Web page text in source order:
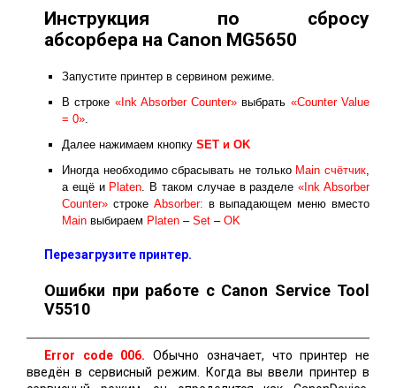
Инструкция по сбросу
абсорбера на Canon MG5650
Запустите принтер в сервином режиме.
В строке «Ink Absorber Counter» выбрать «Counter Value
= 0».
Далее нажимаем кнопку SET и ОK
Иногда необходимо сбрасывать не только Main счётчик,
а ещё и Platen. В таком случае в разделе«Ink Absorber
Counter» строке Absorber: в выпадающем меню вместо
Main выбираем Platen – Set – OK
Перезагрузите принтер.
Ошибки при работе с Canon Service Tool
V5510
Error code 006. Обычно означает, что принтер не
введён в сервисный режим. Когда вы ввели принтер в